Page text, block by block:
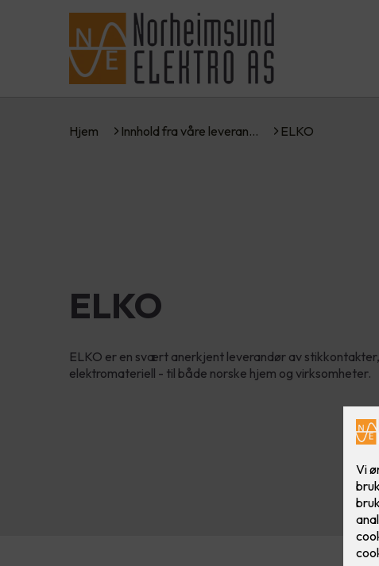
Hjem Innhold fra våre leveran… ELKO
ELKO
ELKO er en svært anerkjent leverandør av
elektromateriell - til både norske hjem og virksomheter.